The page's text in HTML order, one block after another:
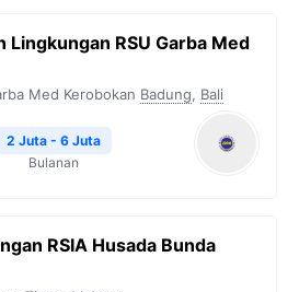
Lingkungan RSU Garba Med
Med Kerobokan Badung, Bali
2 Juta - 6 Juta
Bulanan
RSIA Husada Bunda